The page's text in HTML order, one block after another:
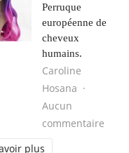
votre Groove Back.
Perruque
européenne de
cheveux
humains.
Caroline
Hosana
Aucun
commentaire
plus